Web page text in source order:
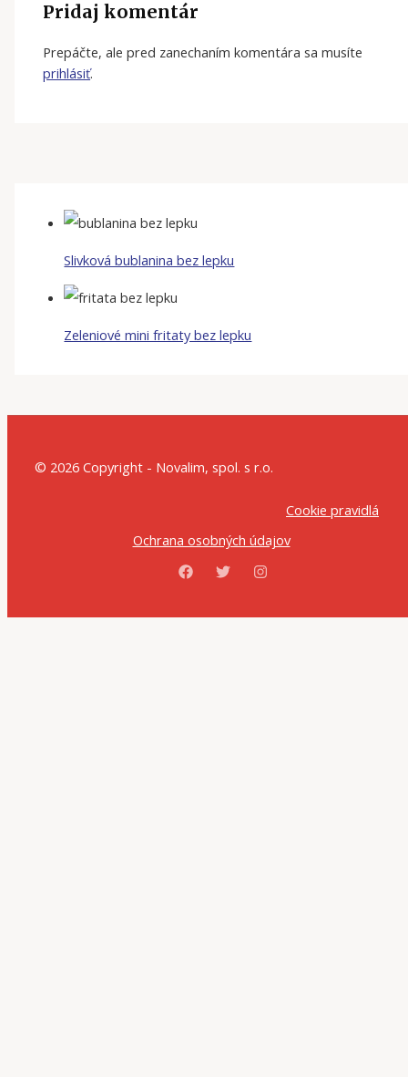
Pridaj komentár
Prepáčte, ale pred zanechaním komentára sa musíte
prihlásiť.
Slivková bublanina bez lepku
Zeleniové mini fritaty bez lepku
© 2026 Copyright - Novalim, spol. s r.o.
Cookie pravidlá
Ochrana osobných údajov